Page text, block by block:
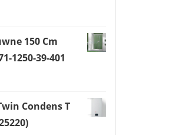
150 Cm
1250-39-401
Condens T